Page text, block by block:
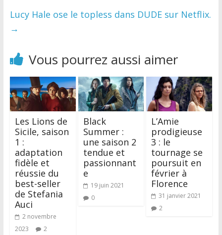
Lucy Hale ose le topless dans DUDE sur Netflix.
→
Vous pourrez aussi aimer
Les Lions de
Sicile, saison
1 :
adaptation
fidèle et
réussie du
best-seller
de Stefania
Auci
2 novembre
2023
2
Black
Summer :
une saison 2
tendue et
passionnant
e
19 juin 2021
0
L’Amie
prodigieuse
3 : le
tournage se
poursuit en
février à
Florence
31 janvier 2021
2